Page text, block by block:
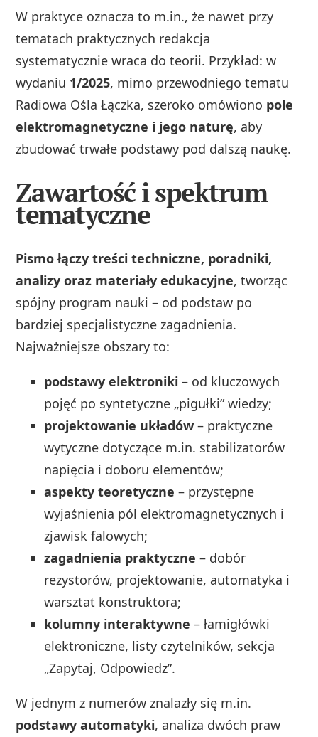
W praktyce oznacza to m.in., że nawet przy
tematach praktycznych redakcja
systematycznie wraca do teorii. Przykład: w
wydaniu 1/2025, mimo przewodniego tematu
Radiowa Ośla Łączka, szeroko omówiono pole
elektromagnetyczne i jego naturę, aby
zbudować trwałe podstawy pod dalszą naukę.
Zawartość i spektrum
tematyczne
Pismo łączy treści techniczne, poradniki,
analizy oraz materiały edukacyjne, tworząc
spójny program nauki – od podstaw po
bardziej specjalistyczne zagadnienia.
Najważniejsze obszary to:
podstawy elektroniki – od kluczowych
pojęć po syntetyczne „pigułki” wiedzy;
projektowanie układów – praktyczne
wytyczne dotyczące m.in. stabilizatorów
napięcia i doboru elementów;
aspekty teoretyczne – przystępne
wyjaśnienia pól elektromagnetycznych i
zjawisk falowych;
zagadnienia praktyczne – dobór
rezystorów, projektowanie, automatyka i
warsztat konstruktora;
kolumny interaktywne – łamigłówki
elektroniczne, listy czytelników, sekcja
„Zapytaj, Odpowiedz”.
W jednym z numerów znalazły się m.in.
podstawy automatyki, analiza dwóch praw